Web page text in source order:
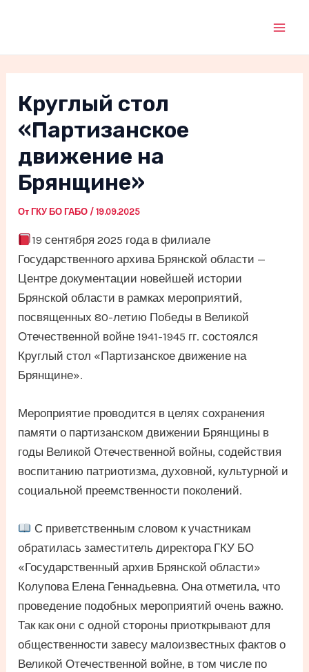
Круглый стол
«Партизанское
движение на
Брянщине»
От ГКУ БО ГАБО /19.09.2025
19 сентября 2025 года в филиале
Государственного архива Брянской области —
Центре документации новейшей истории
Брянской области в рамках мероприятий,
посвященных 80-летию Победы в Великой
Отечественной войне 1941-1945 гг. состоялся
Круглый стол «Партизанское движение на
Брянщине».
Мероприятие проводится в целях сохранения
памяти о партизанском движении Брянщины в
годы Великой Отечественной войны, содействия
воспитанию патриотизма, духовной, культурной и
социальной преемственности поколений.
С приветственным словом к участникам
обратилась заместитель директора ГКУ БО
«Государственный архив Брянской области»
Колупова Елена Геннадьевна. Она отметила, что
проведение подобных мероприятий очень важно.
Так как они с одной стороны приоткрывают для
общественности завесу малоизвестных фактов о
Великой Отечественной войне, в том числе по